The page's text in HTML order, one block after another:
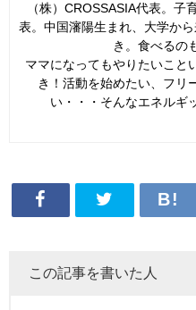
（株）CROSSASIA代表。子
表。中国瀋陽生まれ、大学か
き。食べるの
ママになってもやりたいこと
き！活動を始めたい、フリ
い・・・そんなエネルギ
この記事を書いた人